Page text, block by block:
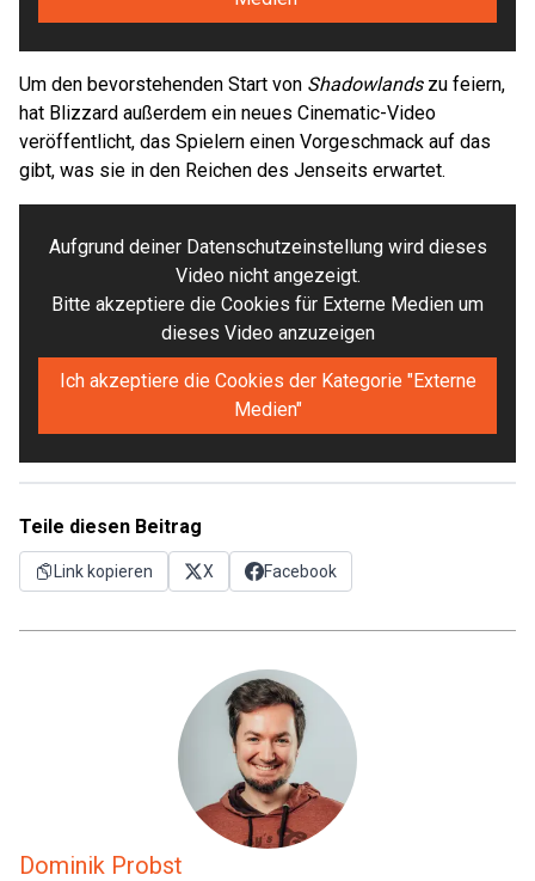
Um den bevorstehenden Start von Shadowlandszu feiern,
hat Blizzard außerdem ein neues Cinematic-Video
veröffentlicht, das Spielern einen Vorgeschmack auf das
gibt, was sie in den Reichen des Jenseits erwartet.
Aufgrund deiner Datenschutzeinstellung wird dieses
Video nicht angezeigt.
Bitte akzeptiere die Cookies für Externe Medien um
dieses Video anzuzeigen
Ich akzeptiere die Cookies der Kategorie "Externe
Medien"
Teile diesen Beitrag
Link kopieren X Facebook
Dominik Probst